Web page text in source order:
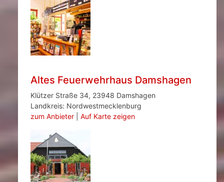
Altes Feuerwehrhaus Damshagen
Klützer Straße 34, 23948 Damshagen
Landkreis: Nordwestmecklenburg
zum Anbieter| Auf Karte zeigen